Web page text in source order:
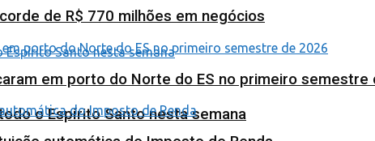
o Espírito Santo nesta semana
de R$ 770 milhões em negócios
em porto do Norte do ES no primeiro semestre